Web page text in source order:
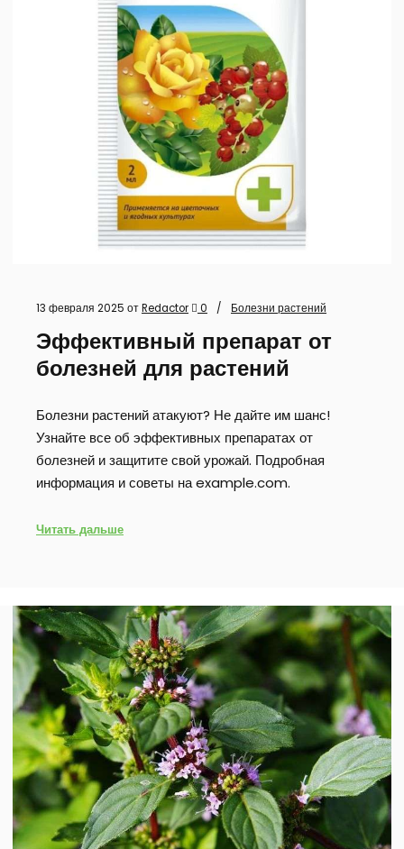
13 февраля 2025 отRedactor 0 Болезни растений
Эффективный препарат от
болезней для растений
Болезни растений атакуют? Не дайте им шанс!
Узнайте все об эффективных препаратах от
болезней и защитите свой урожай. Подробная
информация и советы на example.com.
Читать дальше